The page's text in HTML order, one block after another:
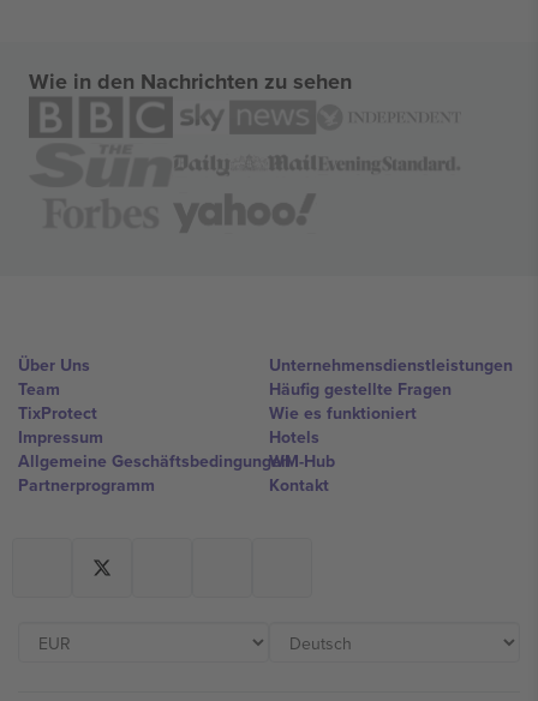
Wie in den Nachrichten zu sehen
Über Uns
Team
TixProtect
Impressum
Allgemeine Geschäftsbedingungen
Partnerprogramm
Unternehmensdienstleistungen
Häufig gestellte Fragen
Wie es funktioniert
Hotels
WM-Hub
Kontakt